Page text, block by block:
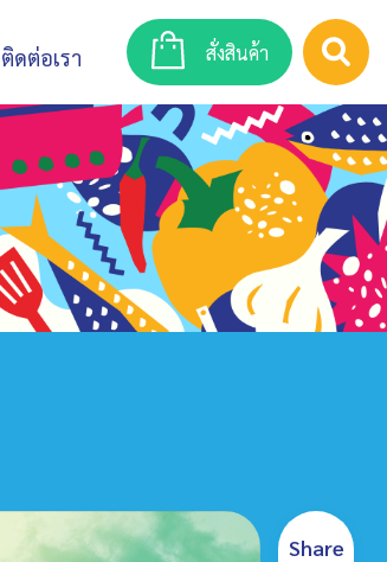
ติดต่อเรา สั่งสินค้า
Share